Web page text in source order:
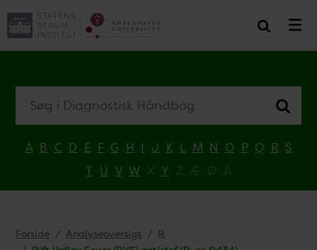
A B C D E F G H I J K L M N O P Q R S
T U V W X Y Z Æ Ø Å
Forside Analyseoversigt
R